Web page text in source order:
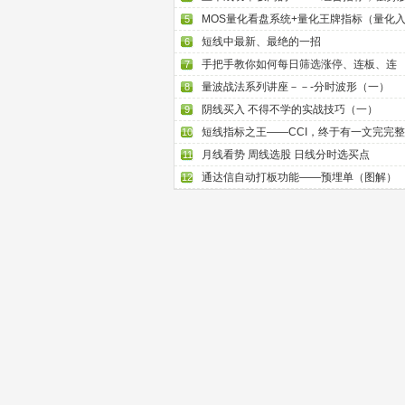
5 MOS量化看盘系统+量化王牌指标（量化入
6 短线中最新、最绝的一招
7 手把手教你如何每日筛选涨停、连板、连
8 量波战法系列讲座－－-分时波形（一）
9 阴线买入 不得不学的实战技巧（一）
10 短线指标之王——CCI，终于有一文完完整
11 月线看势 周线选股 日线分时选买点
12 通达信自动打板功能——预埋单（图解）